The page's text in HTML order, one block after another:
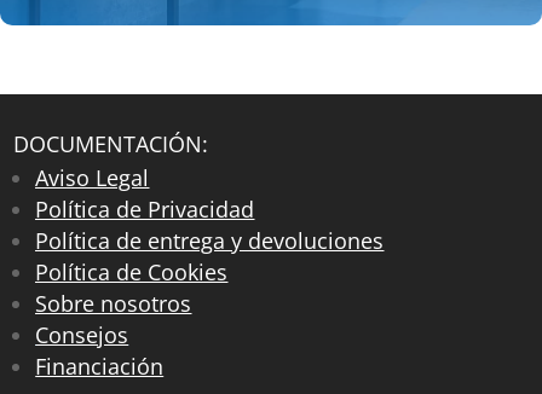
DOCUMENTACIÓN:
Aviso Legal
Política de Privacidad
Política de entrega y devoluciones
Política de Cookies
Sobre nosotros
Consejos
Financiación